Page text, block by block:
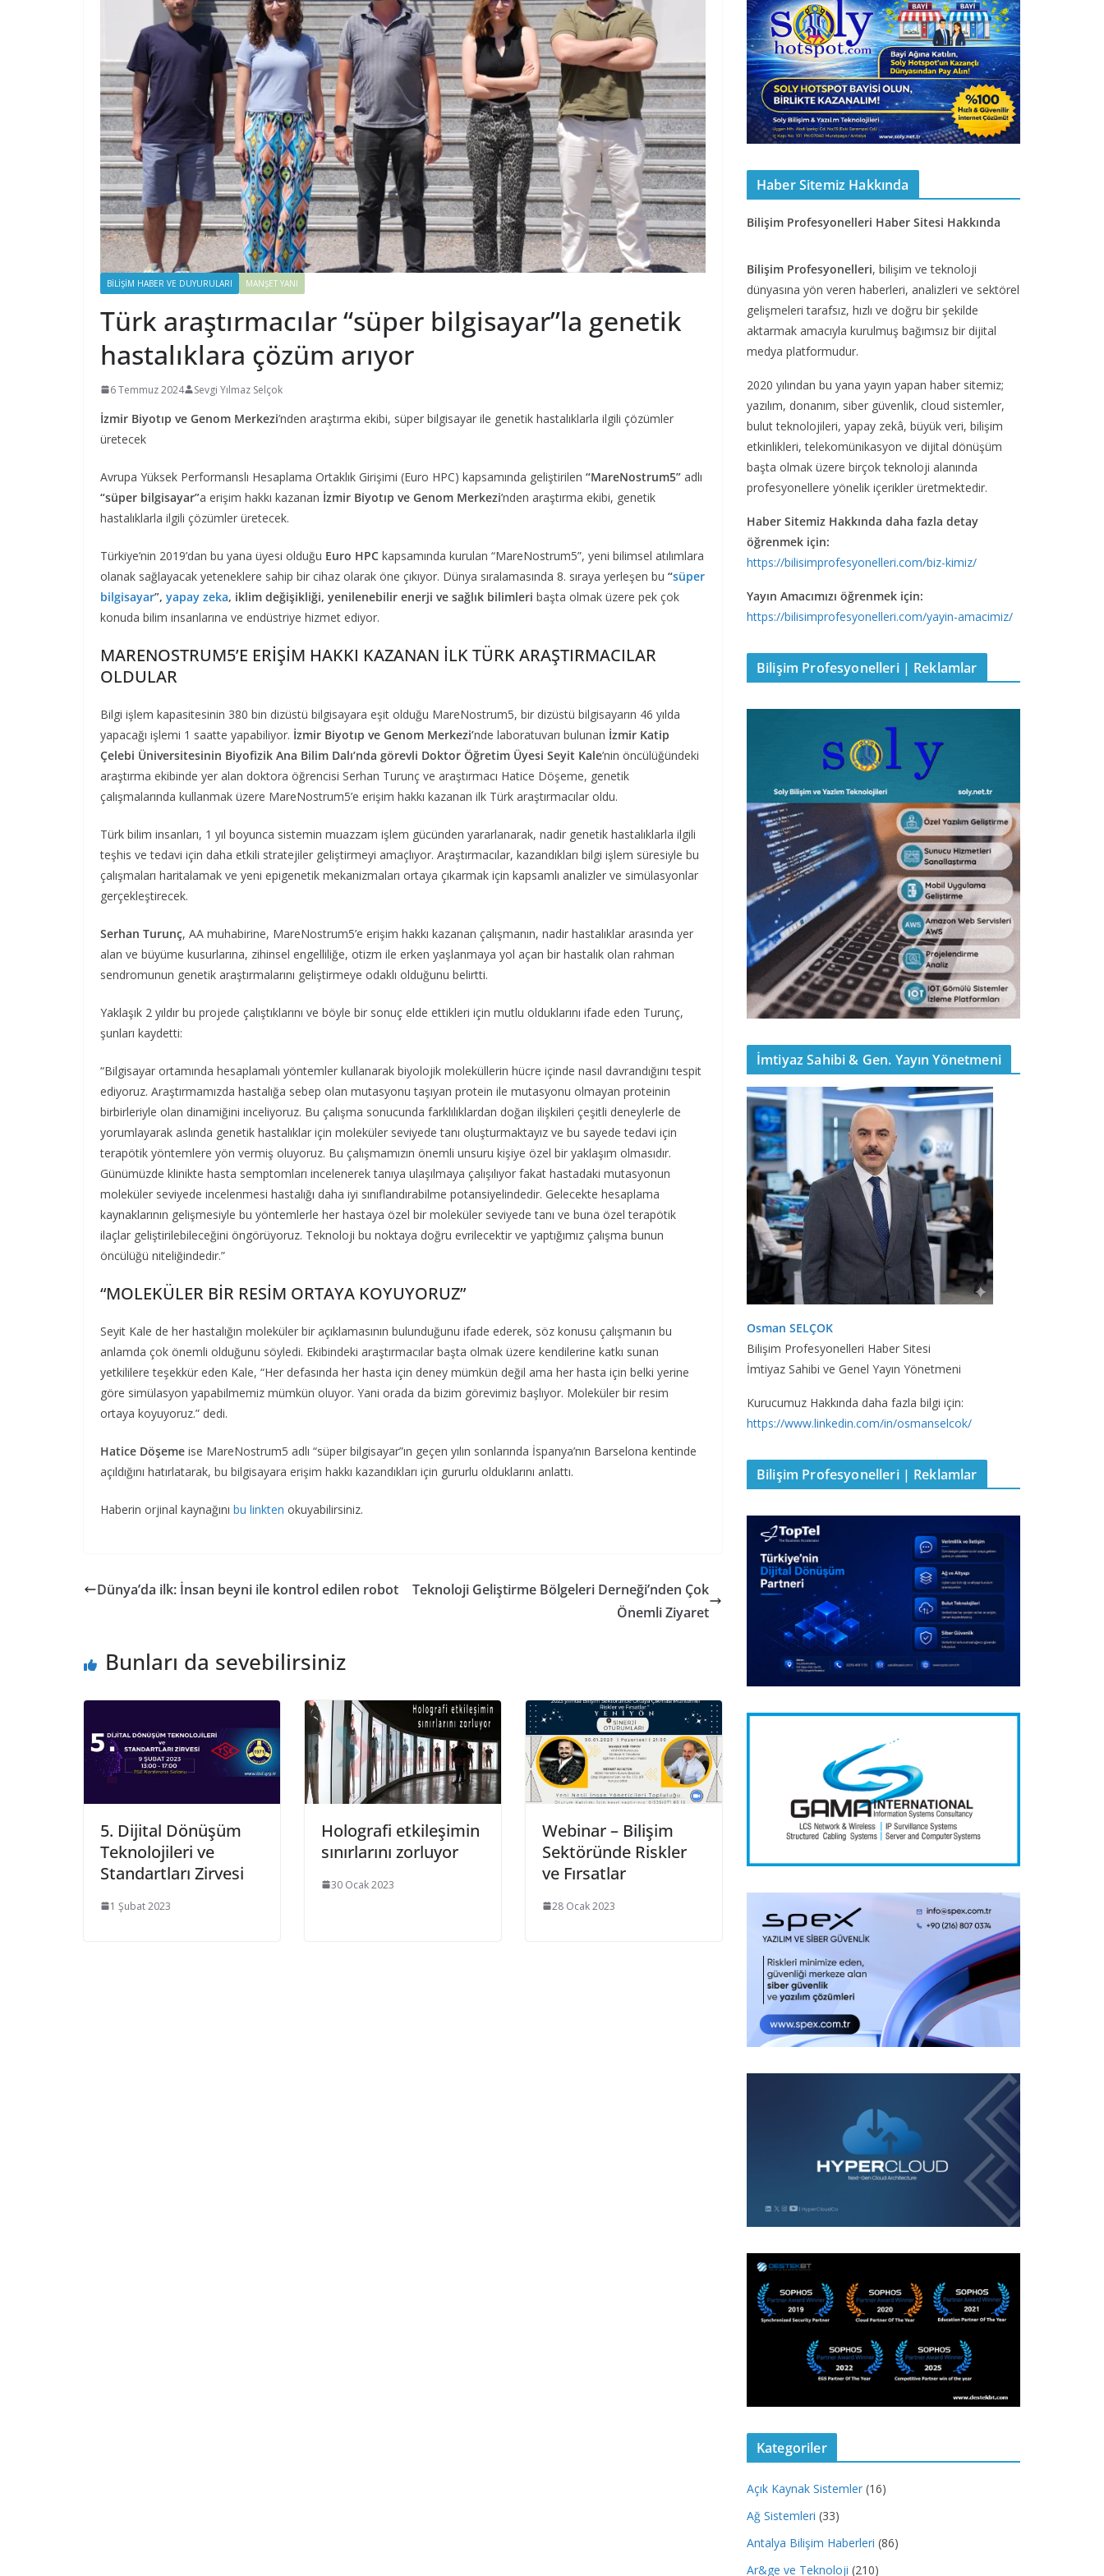
BILIŞIM HABER VE DUYURULARI MANŞET YANI
Türk araştırmacılar “süper bilgisayar”la genetik
hastalıklara çözüm arıyor
6 Temmuz 2024 Sevgi Yılmaz Selçok
İzmir Biyotıp ve Genom Merkezi’nden araştırma ekibi, süper bilgisayar ile genetik hastalıklarla ilgili çözümler
üretecek
Avrupa Yüksek Performanslı Hesaplama Ortaklık Girişimi (Euro HPC) kapsamında geliştirilen “MareNostrum5” adlı
“süper bilgisayar”a erişim hakkı kazanan İzmir Biyotıp ve Genom Merkezi’nden araştırma ekibi, genetik
hastalıklarla ilgili çözümler üretecek.
Türkiye’nin 2019’dan bu yana üyesi olduğu Euro HPC kapsamında kurulan “MareNostrum5”, yeni bilimsel atılımlara
olanak sağlayacak yeteneklere sahip bir cihaz olarak öne çıkıyor. Dünya sıralamasında 8. sıraya yerleşen bu “süper
bilgisayar”, yapay zeka, iklim değişikliği, yenilenebilir enerji ve sağlık bilimleri başta olmak üzere pek çok
konuda bilim insanlarına ve endüstriye hizmet ediyor.
MARENOSTRUM5’E ERİŞİM HAKKI KAZANAN İLK TÜRK ARAŞTIRMACILAR
OLDULAR
Bilgi işlem kapasitesinin 380 bin dizüstü bilgisayara eşit olduğu MareNostrum5, bir dizüstü bilgisayarın 46 yılda
yapacağı işlemi 1 saatte yapabiliyor. İzmir Biyotıp ve Genom Merkezi’nde laboratuvarı bulunan İzmir Katip
Çelebi Üniversitesinin Biyofizik Ana Bilim Dalı’nda görevli Doktor Öğretim Üyesi Seyit Kale’nin öncülüğündeki
araştırma ekibinde yer alan doktora öğrencisi Serhan Turunç ve araştırmacı Hatice Döşeme, genetik
çalışmalarında kullanmak üzere MareNostrum5’e erişim hakkı kazanan ilk Türk araştırmacılar oldu.
Türk bilim insanları, 1 yıl boyunca sistemin muazzam işlem gücünden yararlanarak, nadir genetik hastalıklarla ilgili
teşhis ve tedavi için daha etkili stratejiler geliştirmeyi amaçlıyor. Araştırmacılar, kazandıkları bilgi işlem süresiyle bu
çalışmaları haritalamak ve yeni epigenetik mekanizmaları ortaya çıkarmak için kapsamlı analizler ve simülasyonlar
gerçekleştirecek.
Serhan Turunç, AA muhabirine, MareNostrum5’e erişim hakkı kazanan çalışmanın, nadir hastalıklar arasında yer
alan ve büyüme kusurlarına, zihinsel engelliliğe, otizm ile erken yaşlanmaya yol açan bir hastalık olan rahman
sendromunun genetik araştırmalarını geliştirmeye odaklı olduğunu belirtti.
Yaklaşık 2 yıldır bu projede çalıştıklarını ve böyle bir sonuç elde ettikleri için mutlu olduklarını ifade eden Turunç,
şunları kaydetti:
“Bilgisayar ortamında hesaplamalı yöntemler kullanarak biyolojik moleküllerin hücre içinde nasıl davrandığını tespit
ediyoruz. Araştırmamızda hastalığa sebep olan mutasyonu taşıyan protein ile mutasyonu olmayan proteinin
birbirleriyle olan dinamiğini inceliyoruz. Bu çalışma sonucunda farklılıklardan doğan ilişkileri çeşitli deneylerle de
yorumlayarak aslında genetik hastalıklar için moleküler seviyede tanı oluşturmaktayız ve bu sayede tedavi için
terapötik yöntemlere yön vermiş oluyoruz. Bu çalışmamızın önemli unsuru kişiye özel bir yaklaşım olmasıdır.
Günümüzde klinikte hasta semptomları incelenerek tanıya ulaşılmaya çalışılıyor fakat hastadaki mutasyonun
moleküler seviyede incelenmesi hastalığı daha iyi sınıflandırabilme potansiyelindedir. Gelecekte hesaplama
kaynaklarının gelişmesiyle bu yöntemlerle her hastaya özel bir moleküler seviyede tanı ve buna özel terapötik
ilaçlar geliştirilebileceğini öngörüyoruz. Teknoloji bu noktaya doğru evrilecektir ve yaptığımız çalışma bunun
öncülüğü niteliğindedir.”
“MOLEKÜLER BİR RESİM ORTAYA KOYUYORUZ”
Seyit Kale de her hastalığın moleküler bir açıklamasının bulunduğunu ifade ederek, söz konusu çalışmanın bu
anlamda çok önemli olduğunu söyledi. Ekibindeki araştırmacılar başta olmak üzere kendilerine katkı sunan
yetkililere teşekkür eden Kale, “Her defasında her hasta için deney mümkün değil ama her hasta için belki yerine
göre simülasyon yapabilmemiz mümkün oluyor. Yani orada da bizim görevimiz başlıyor. Moleküler bir resim
ortaya koyuyoruz.” dedi.
Hatice Döşeme ise MareNostrum5 adlı “süper bilgisayar”ın geçen yılın sonlarında İspanya’nın Barselona kentinde
açıldığını hatırlatarak, bu bilgisayara erişim hakkı kazandıkları için gururlu olduklarını anlattı.
Haberin orjinal kaynağını bu linkten okuyabilirsiniz.
Dünya’da ilk: İnsan beyni ile kontrol edilen robot
Teknoloji Geliştirme Bölgeleri Derneği’nden Çok
Önemli Ziyaret
Bunları da sevebilirsiniz
5. Dijital Dönüşüm
Teknolojileri ve
Standartları Zirvesi
1 Şubat 2023
Holografi etkileşimin
sınırlarını zorluyor
30 Ocak 2023
Webinar – Bilişim
Sektöründe Riskler
ve Fırsatlar
28 Ocak 2023
Haber Sitemiz Hakkında
Bilişim Profesyonelleri Haber Sitesi Hakkında
Bilişim Profesyonelleri, bilişim ve teknoloji
dünyasına yön veren haberleri, analizleri ve sektörel
gelişmeleri tarafsız, hızlı ve doğru bir şekilde
aktarmak amacıyla kurulmuş bağımsız bir dijital
medya platformudur.
2020 yılından bu yana yayın yapan haber sitemiz;
yazılım, donanım, siber güvenlik, cloud sistemler,
bulut teknolojileri, yapay zekâ, büyük veri, bilişim
etkinlikleri, telekomünikasyon ve dijital dönüşüm
başta olmak üzere birçok teknoloji alanında
profesyonellere yönelik içerikler üretmektedir.
Haber Sitemiz Hakkında daha fazla detay
öğrenmek için:
https://bilisimprofesyonelleri.com/biz-kimiz/
Yayın Amacımızı öğrenmek için:
https://bilisimprofesyonelleri.com/yayin-amacimiz/
Bilişim Profesyonelleri | Reklamlar
İmtiyaz Sahibi & Gen. Yayın Yönetmeni
Osman SELÇOK
Bilişim Profesyonelleri Haber Sitesi
İmtiyaz Sahibi ve Genel Yayın Yönetmeni
Kurucumuz Hakkında daha fazla bilgi için:
https://www.linkedin.com/in/osmanselcok/
Bilişim Profesyonelleri | Reklamlar
Kategoriler
Açık Kaynak Sistemler (16)
Ağ Sistemleri (33)
Antalya Bilişim Haberleri (86)
Ar&ge ve Teknoloji (210)